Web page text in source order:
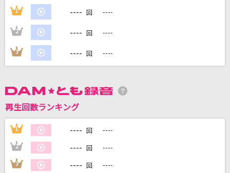
カラオケ最新情報をチェック！
DAMに会員登録・ログインして
カラオケをもっと楽しもう！
家族や友達と一緒に！練習にも！
1 ---- 回 ----
2 ---- 回 ----
3 ---- 回 ----
再生回数ランキング
1 ---- 回 ----
2 ---- 回 ----
3 ---- 回 ----